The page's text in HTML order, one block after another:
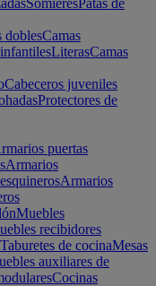
SomieresPatas de
doblesCamas
LiterasCamas
Cabeceros juveniles
Protectores de
puertas
Armarios
Armarios
Muebles
recibidores
Taburetes de cocinaMesas
auxiliares de
Cocinas